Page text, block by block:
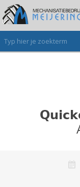
AANMELDEN ALS
VERLANGLIJST (0)